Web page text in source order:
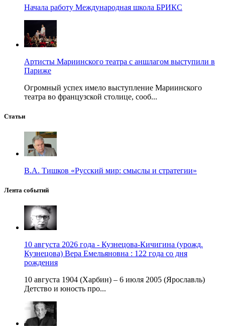
Начала работу Международная школа БРИКС
Артисты Мариинского театра с аншлагом выступили в
Париже
Огромный успех имело выступление Мариинского
театра во французской столице, сооб...
Статьи
В.А. Тишков «Русский мир: смыслы и стратегии»
Лента событий
10 августа 2026 года - Кузнецова-Кичигина (урожд.
Кузнецова) Вера Емельяновна : 122 года со дня
рождения
10 августа 1904 (Харбин) – 6 июля 2005 (Ярославль)
Детство и юность про...